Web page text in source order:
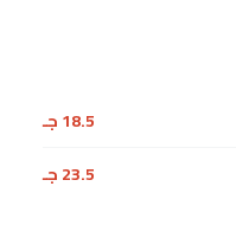
18.5 جـ
23.5 جـ